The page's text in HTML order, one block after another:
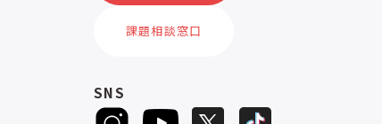
課題相談窓口
SNS